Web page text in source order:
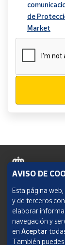
de
Market
Política de cookies
Aviso legal
Condiciones del
AVISO DE
Esta página
y de terceros
elaborar
navegación y
en Aceptar
También